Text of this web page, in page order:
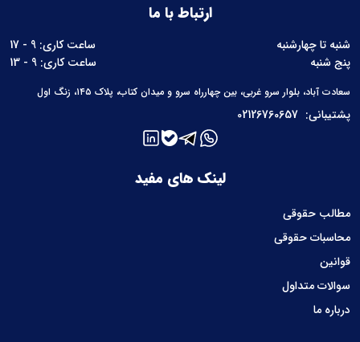
لینک های مفید
مطالب حقوقی
محاسبات حقوقی
قوانین
سوالات متداول
درباره ما
ارتباط با ما
شنبه تا چهارشنبه
ساعت کاری: 9 - 17
پنج شنبه
ساعت کاری: 9 - 13
سعادت آباد، بلوار سرو غربی، بین چهارراه سرو و میدان کتاب، پلاک ۱۴۵، زنگ اول
پشتیبانی: 02126760657